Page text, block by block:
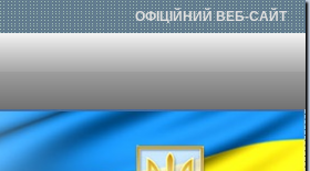
ОФІЦІЙНИЙ ВЕБ-САЙТ